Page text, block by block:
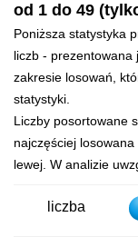
od 1 do 49
Poniższa statystyka
liczb - prezentowana
zakresie losowań,
statystyki.
Liczby posortowane
najczęściej
lewej. W analizie
liczba